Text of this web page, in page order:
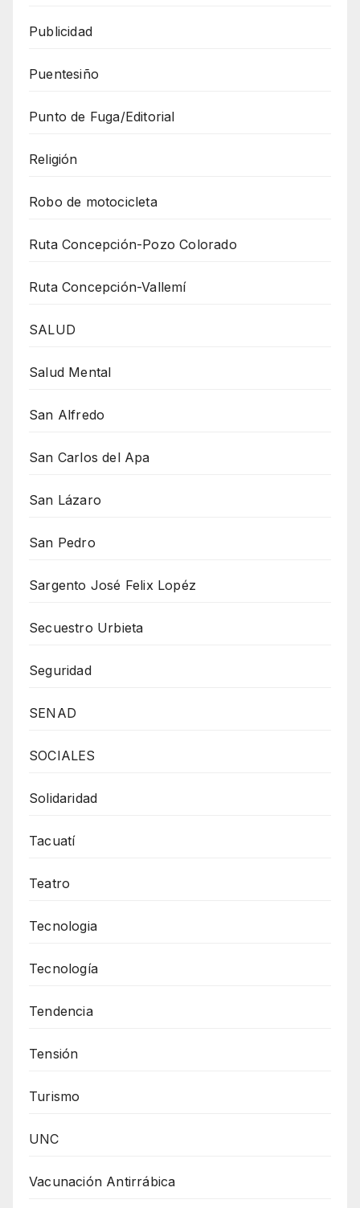
Publicidad
Puentesiño
Punto de Fuga/Editorial
Religión
Robo de motocicleta
Ruta Concepción-Pozo Colorado
Ruta Concepción-Vallemí
SALUD
Salud Mental
San Alfredo
San Carlos del Apa
San Lázaro
San Pedro
Sargento José Felix Lopéz
Secuestro Urbieta
Seguridad
SENAD
SOCIALES
Solidaridad
Tacuatí
Teatro
Tecnologia
Tecnología
Tendencia
Tensión
Turismo
UNC
Vacunación Antirrábica